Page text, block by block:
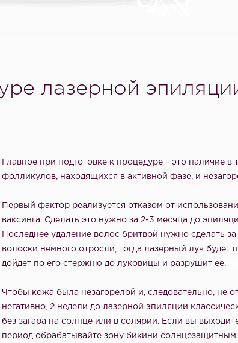
лазерной
Главное при подготовке к процедуре – это наличие
фолликулов, находящихся в активной фазе, и
Первый фактор реализуется отказом от
ваксинга. Сделать это нужно за 2-3 месяца до
Последнее удаление волос бритвой нужно сделать
волоски немного отросли, тогда лазерный луч будет
дойдет по его стержню до луковицы и разрушит ее.
Чтобы кожа была незагорелой и, следовательно, не
негативно, 2 недели до лазерной эпиляции
без загара на солнце или в солярии. Если вы
период обрабатывайте зону бикини